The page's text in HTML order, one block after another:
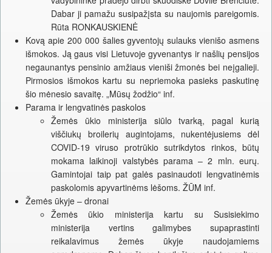
Dabar ji pamažu susipažįsta su naujomis pareigomis.
Rūta RONKAUSKIENĖ
Kovą apie 200 000 šalies gyventojų sulauks vienišo asmens
išmokos. Ją gaus visi Lietuvoje gyvenantys ir našlių pensijos
negaunantys pensinio amžiaus vieniši žmonės bei neįgalieji.
Pirmosios išmokos kartu su nepriemoka pasieks paskutinę
šio mėnesio savaitę. „Mūsų žodžio“ inf.
Parama ir lengvatinės paskolos
Žemės ūkio ministerija siūlo tvarką, pagal kurią
viščiukų broilerių augintojams, nukentėjusiems dėl
COVID-19 viruso protrūkio sutrikdytos rinkos, būtų
mokama laikinoji valstybės parama – 2 mln. eurų.
Gamintojai taip pat galės pasinaudoti lengvatinėmis
paskolomis apyvartinėms lėšoms. ŽŪM inf.
Žemės ūkyje – dronai
Žemės ūkio ministerija kartu su Susisiekimo
ministerija vertins galimybes supaprastinti
reikalavimus žemės ūkyje naudojamiems